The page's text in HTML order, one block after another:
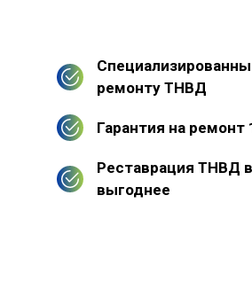
ремонту ТНВД
Гарантия на ремонт
Реставрация ТНВД
выгоднее